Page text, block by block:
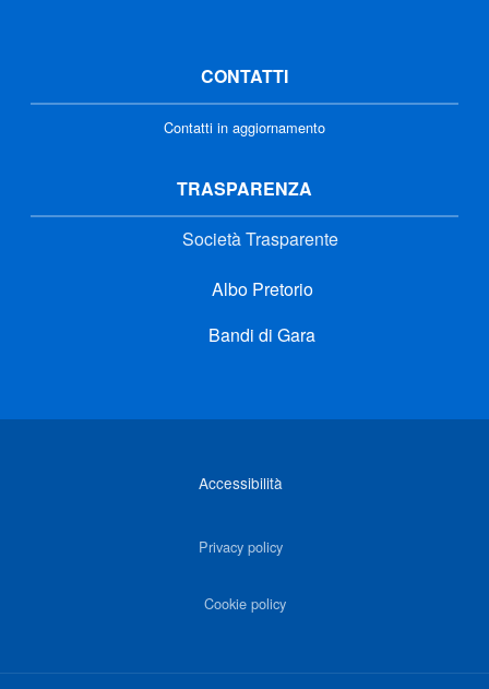
CONTATTI
Contatti in aggiornamento
TRASPARENZA
Società Trasparente
Albo Pretorio
Bandi di Gara
Accessibilità
Privacy policy
Cookie policy